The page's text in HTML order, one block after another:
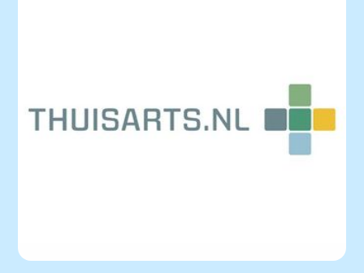
gezondheid. Hier kunt u veel informatie vinden
over ziektebeelden. Er staat op beschreven wat u
zelf kunt doen en wanneer het wijs is contact op te